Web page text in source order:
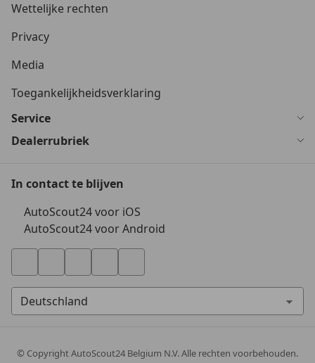
Wettelijke rechten
Privacy
Media
Toegankelijkheidsverklaring
Service
Dealerrubriek
In contact te blijven
AutoScout24 voor iOS
AutoScout24 voor Android
© CopyrightAutoScout24 Belgium N.V. Alle rechten voorbehouden.